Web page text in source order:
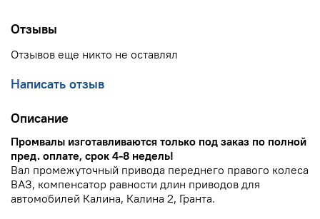
Отзывы
Отзывов еще никто не оставлял
Написать отзыв
Описание
Промвалы изготавливаются только под заказ по полной
пред. оплате, срок 4-8 недель!
Вал промежуточный привода переднего правого колеса
ВАЗ, компенсатор равности длин приводов для
автомобилей Калина, Калина 2, Гранта.